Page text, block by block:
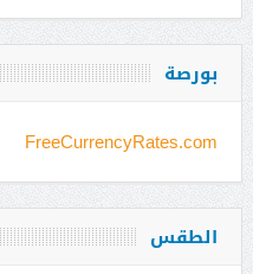
بورصة
FreeCurrencyRates.com
الطقس